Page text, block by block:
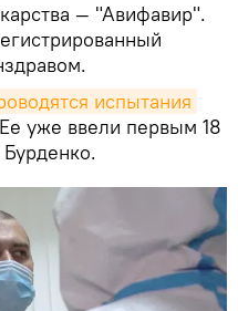
— "Авифавир".
испытания
уже ввели первым 18